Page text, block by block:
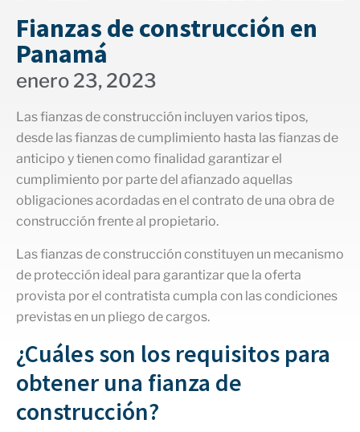
Fianzas de construcción en
Panamá
enero 23, 2023
Las fianzas de construcción incluyen varios tipos,
desde las fianzas de cumplimiento hasta las fianzas de
anticipo y tienen como finalidad garantizar el
cumplimiento por parte del afianzado aquellas
obligaciones acordadas en el contrato de una obra de
construcción frente al propietario.
Las fianzas de construcción constituyen un mecanismo
de protección ideal para garantizar que la oferta
provista por el contratista cumpla con las condiciones
previstas en un pliego de cargos.
¿Cuáles son los requisitos para
obtener una fianza de
construcción?